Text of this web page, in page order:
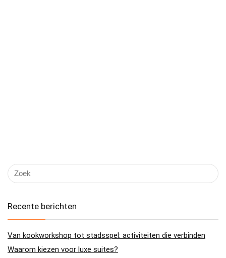
Recente berichten
Van kookworkshop tot stadsspel: activiteiten die verbinden
Waarom kiezen voor luxe suites?